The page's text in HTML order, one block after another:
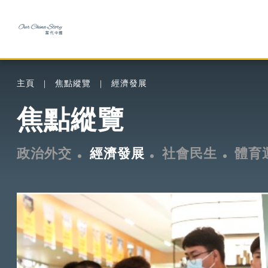
主頁 焦點縱覽 經濟發展
焦點縱覽
政治外交 經濟發展 社會民生 體育